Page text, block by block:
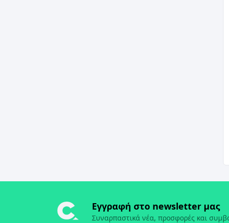
Εγγραφή στο newsletter μας
Συναρπαστικά νέα, προσφορές και